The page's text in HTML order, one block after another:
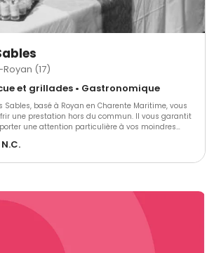
(17)
et grillades • Gastronomique
Sables, basé à Royan en Charente Maritime, vous
une prestation hors du commun. Il vous garantit
une attention particulière à vos moindres
des Sables vous propose sa nourriture
de s'occuper de l'organisation générale de votre
N.C.